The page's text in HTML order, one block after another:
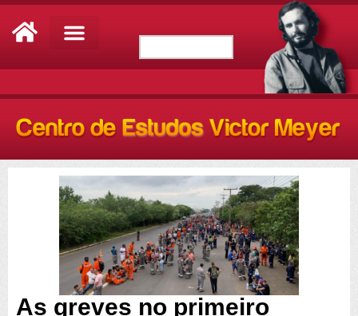
As greves no primeiro